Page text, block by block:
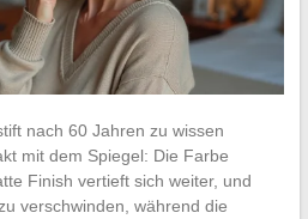
nach 60 Jahren zu wissen
mit dem Spiegel: Die Farbe
Finish vertieft sich weiter, und
verschwinden, während die